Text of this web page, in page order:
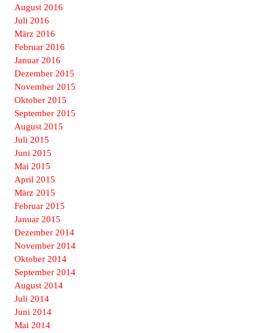
August 2016
Juli 2016
März 2016
Februar 2016
Januar 2016
Dezember 2015
November 2015
Oktober 2015
September 2015
August 2015
Juli 2015
Juni 2015
Mai 2015
April 2015
März 2015
Februar 2015
Januar 2015
Dezember 2014
November 2014
Oktober 2014
September 2014
August 2014
Juli 2014
Juni 2014
Mai 2014